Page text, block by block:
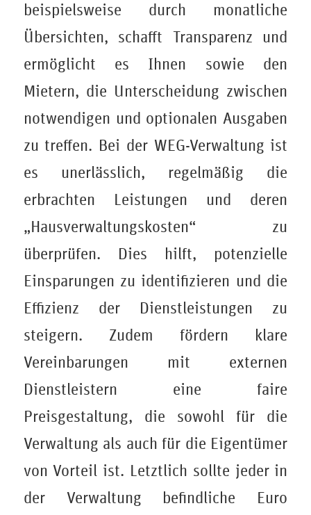
beispielsweise durch monatliche
Übersichten, schafft Transparenz und
ermöglicht es Ihnen sowie den
Mietern, die Unterscheidung zwischen
notwendigen und optionalen Ausgaben
zu treffen. Bei der WEG-Verwaltung ist
es unerlässlich, regelmäßig die
erbrachten Leistungen und deren
„Hausverwaltungskosten“ zu
überprüfen. Dies hilft, potenzielle
Einsparungen zu identifizieren und die
Effizienz der Dienstleistungen zu
steigern. Zudem fördern klare
Vereinbarungen mit externen
Dienstleistern eine faire
Preisgestaltung, die sowohl für die
Verwaltung als auch für die Eigentümer
von Vorteil ist. Letztlich sollte jeder in
der Verwaltung befindliche Euro